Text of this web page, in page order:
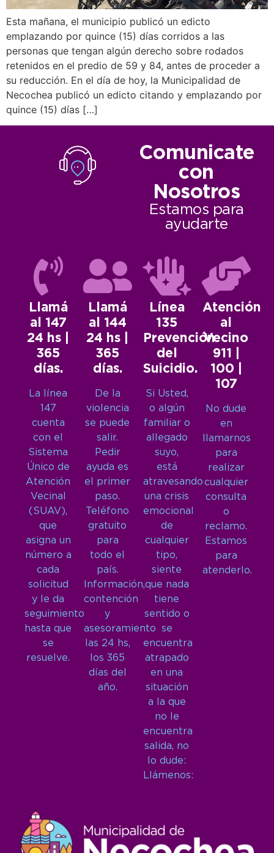
Esta mañana, el municipio publicó un edicto
emplazando por quince (15) días corridos a las
personas que tengan algún derecho sobre rodados
retenidos en el predio de 59 y 84, antes de proceder a
su reducción. En el día de hoy, la Municipalidad de
Necochea publicó un edicto citando y emplazando por
quince (15) días […]
Comunicate
con
Nosotros
Estamos para
ayudarte
Llamá
al 147
24 hs |
365
días.
La línea
147
cuenta
con el
Sistema
Único de
Atención
Vecinal
(SUAV),
que
asigna un
número a
cada
solicitud
y le da
seguimiento
hasta que
se
resuelve.
Llamá
al 144
24 hs |
365
días.
De la
violencia
se puede
salir.
Pedir
ayuda es
el primer
paso.
Teléfono
gratuito
para
todo el
país.
Información,
contención
y
asesoramiento
las 24 hs,
los 365
días del
año.
Línea
135
Prevención
del
Suicidio.
Si Usted,
o algún
familiar o
allegado
suyo,
está
atravesando
una crisis
emocional
de
cualquier
tipo,
siente
que nada
tiene
sentido o
se
encuentra
atrapado
en una
situación
a la que
no le
encuentra
salida, no
lo dude:
Llámenos:
Atención
al
Vecino
911 |
100 |
107
No dude
en
llamarnos
para
realizar
cualquier
consulta
o
reclamo.
Estamos
para
atenderlo.